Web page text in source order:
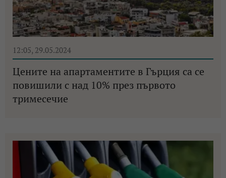
12:05, 29.05.2024
Цените на апартаментите в Гърция са се
повишили с над 10% през първото
тримесечие